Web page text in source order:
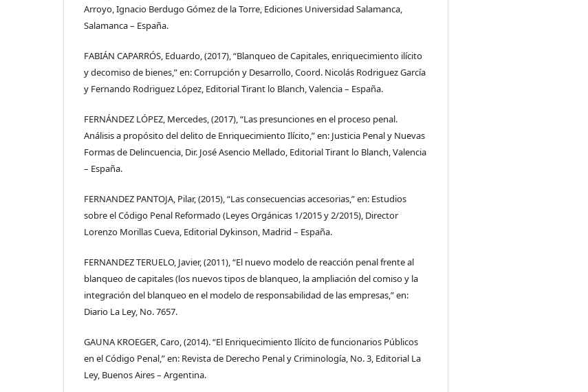
Arroyo, Ignacio Berdugo Gómez de la Torre, Ediciones Universidad Salamanca,
Salamanca – España.
FABIÁN CAPARRÓS, Eduardo, (2017), “Blanqueo de Capitales, enriquecimiento ilícito
y decomiso de bienes,” en: Corrupción y Desarrollo, Coord. Nicolás Rodriguez García
y Fernando Rodriguez López, Editorial Tirant lo Blanch, Valencia – España.
FERNÁNDEZ LÓPEZ, Mercedes, (2017), “Las presunciones en el proceso penal.
Análisis a propósito del delito de Enriquecimiento Ilícito,” en: Justicia Penal y Nuevas
Formas de Delincuencia, Dir. José Asencio Mellado, Editorial Tirant lo Blanch, Valencia
– España.
FERNANDEZ PANTOJA, Pilar, (2015), “Las consecuencias accesorias,” en: Estudios
sobre el Código Penal Reformado (Leyes Orgánicas 1/2015 y 2/2015), Director
Lorenzo Morillas Cueva, Editorial Dykinson, Madrid – España.
FERNANDEZ TERUELO, Javier, (2011), “El nuevo modelo de reacción penal frente al
blanqueo de capitales (los nuevos tipos de blanqueo, la ampliación del comiso y la
integración del blanqueo en el modelo de responsabilidad de las empresas,” en:
Diario La Ley, No. 7657.
GAUNA KROEGER, Caro, (2014). “El Enriquecimiento Ilícito de funcionarios Públicos
en el Código Penal,” en: Revista de Derecho Penal y Criminología, No. 3, Editorial La
Ley, Buenos Aires – Argentina.